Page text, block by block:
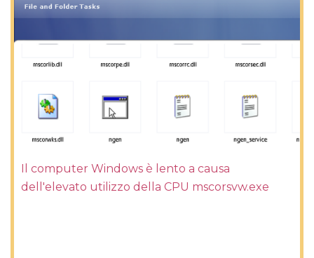
Il computer Windows è lento a causa
dell'elevato utilizzo della CPU mscorsvw.exe